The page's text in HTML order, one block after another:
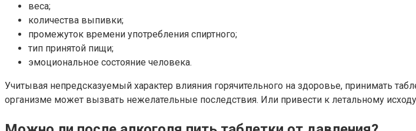
веса;
количества выпивки;
промежуток времени употребления спиртного;
тип принятой пищи;
эмоциональное состояние человека.
Учитывая непредсказуемый характер влияния горячительного на здоровье, принимать
организме может вызвать нежелательные последствия. Или привести к летальному